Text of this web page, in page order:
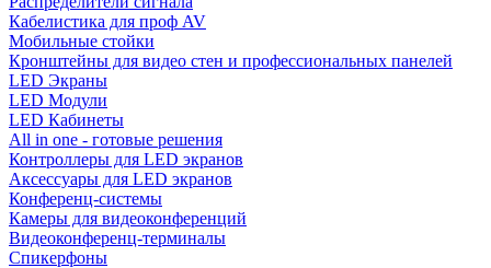
Кабелистика для проф AV
Мобильные стойки
Кронштейны для видео стен и профессиональных панелей
LED Экраны
LED Модули
LED Кабинеты
All in one - готовые решения
Контроллеры для LED экранов
Аксессуары для LED экранов
Конференц-системы
Камеры для видеоконференций
Видеоконференц-терминалы
Спикерфоны